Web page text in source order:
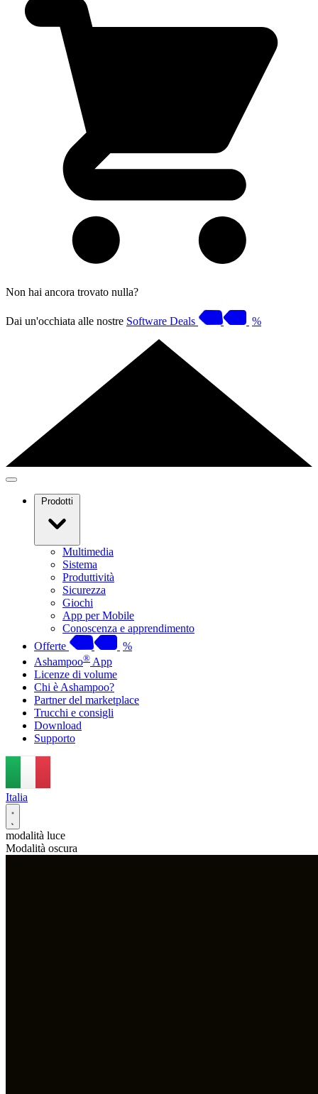
Non hai ancora trovato nulla?
Dai un'occhiata alle nostre Software Deals %
Prodotti
Multimedia
Sistema
Produttività
Sicurezza
Giochi
App per Mobile
Conoscenza e apprendimento
Offerte
%
Ashampoo® App
Licenze di volume
Chi è Ashampoo?
Partner del marketplace
Trucchi e consigli
Download
Supporto
Italia
modalità luce
Modalità oscura